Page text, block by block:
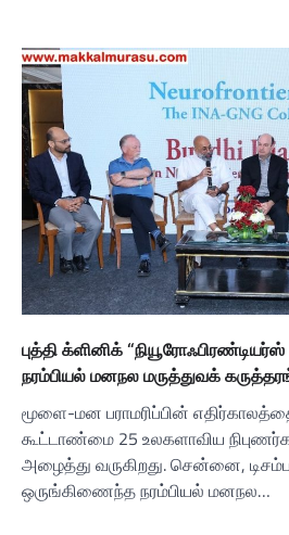
புத்தி க்ளினிக்
நரம்பியல் மனநல மருத்துவக்
மூளை-மன பராமரிப்பின்
கூட்டாண்மை 25 உலகளாவிய
அழைத்து வருகிறது. சென்னை,
ஒருங்கிணைந்த நரம்பியல் மனநல…